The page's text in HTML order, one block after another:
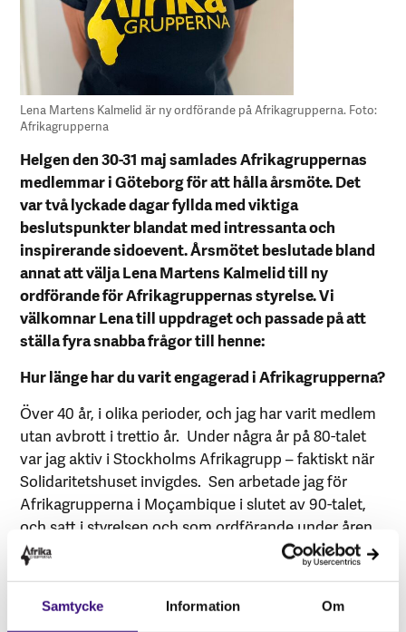
Samtycke Information Om
Lena Martens Kalmelid är ny ordförande på Afrikagrupperna. Foto:
Afrikagrupperna
Helgen den 30-31 maj samlades Afrikagruppernas
medlemmar i Göteborg för att hålla årsmöte. Det
var två lyckade dagar fyllda med viktiga
beslutspunkter blandat med intressanta och
inspirerande sidoevent. Årsmötet beslutade bland
annat att välja Lena Martens Kalmelid till ny
ordförande för Afrikagruppernas styrelse. Vi
välkomnar Lena till uppdraget och passade på att
ställa fyra snabba frågor till henne:
Hur länge har du varit engagerad i Afrikagrupperna?
Över 40 år, i olika perioder, och jag har varit medlem
utan avbrott i trettio år. Under några år på 80-talet
var jag aktiv i Stockholms Afrikagrupp – faktiskt när
Solidaritetshuset invigdes. Sen arbetade jag för
Afrikagrupperna i Moçambique i slutet av 90-talet,
och satt i styrelsen och som ordförande under åren
2000–2011. Jag kom tillbaka till styrelsen igen 2021.
Vad ser du fram emot mest under det kommande
styrelseåret?